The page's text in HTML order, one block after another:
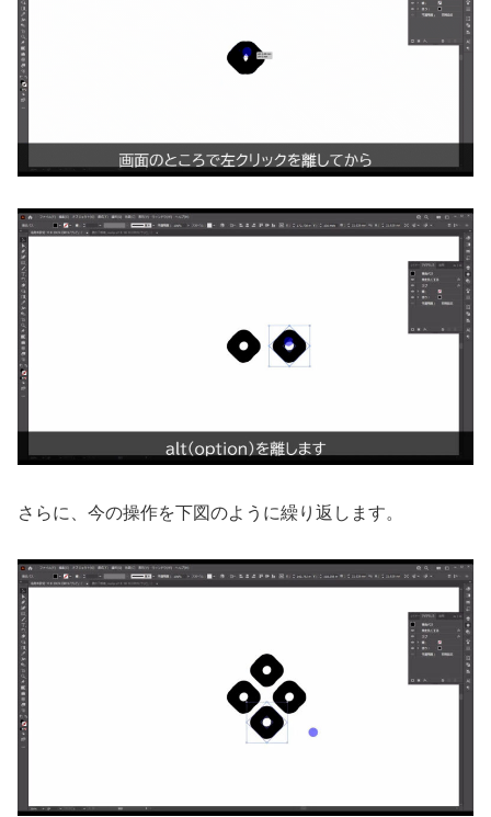
さらに、今の操作を下図のように繰り返します。